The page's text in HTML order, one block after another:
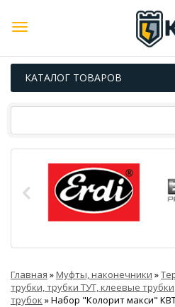
КАТАЛОГ ТОВАРОВ
Главная »Муфты, наконечники »
трубки, трубки ТУТ, клеевые трубки
трубок »Набор "Колорит макси"